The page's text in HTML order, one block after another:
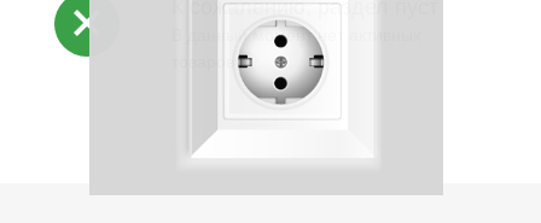
К сожалению, раздел пуст
В данный момент нет активных